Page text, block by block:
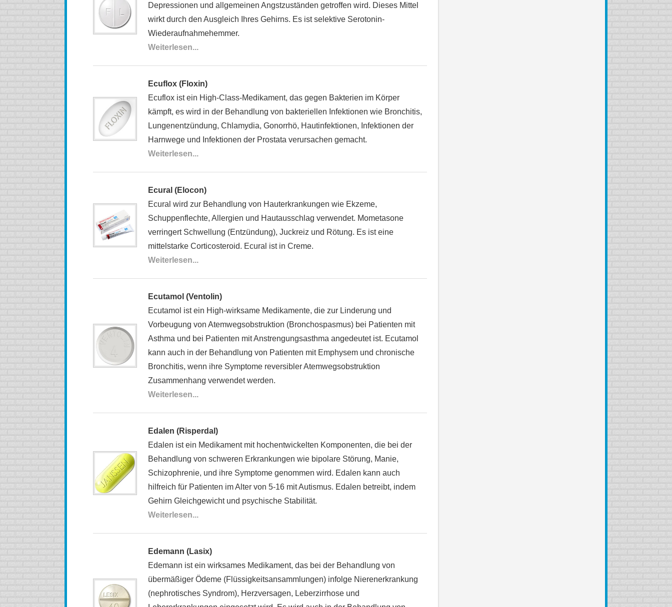
Depressionen und allgemeinen Angstzuständen getroffen wird. Dieses Mittel
wirkt durch den Ausgleich Ihres Gehirns. Es ist selektive Serotonin-
Wiederaufnahmehemmer.
Weiterlesen...
Ecuflox (Floxin)
Ecuflox ist ein High-Class-Medikament, das gegen Bakterien im Körper
kämpft, es wird in der Behandlung von bakteriellen Infektionen wie Bronchitis,
Lungenentzündung, Chlamydia, Gonorrhö, Hautinfektionen, Infektionen der
Harnwege und Infektionen der Prostata verursachen gemacht.
Weiterlesen...
Ecural (Elocon)
Ecural wird zur Behandlung von Hauterkrankungen wie Ekzeme,
Schuppenflechte, Allergien und Hautausschlag verwendet. Mometasone
verringert Schwellung (Entzündung), Juckreiz und Rötung. Es ist eine
mittelstarke Corticosteroid. Ecural ist in Creme.
Weiterlesen...
Ecutamol (Ventolin)
Ecutamol ist ein High-wirksame Medikamente, die zur Linderung und
Vorbeugung von Atemwegsobstruktion (Bronchospasmus) bei Patienten mit
Asthma und bei Patienten mit Anstrengungsasthma angedeutet ist. Ecutamol
kann auch in der Behandlung von Patienten mit Emphysem und chronische
Bronchitis, wenn ihre Symptome reversibler Atemwegsobstruktion
Zusammenhang verwendet werden.
Weiterlesen...
Edalen (Risperdal)
Edalen ist ein Medikament mit hochentwickelten Komponenten, die bei der
Behandlung von schweren Erkrankungen wie bipolare Störung, Manie,
Schizophrenie, und ihre Symptome genommen wird. Edalen kann auch
hilfreich für Patienten im Alter von 5-16 mit Autismus. Edalen betreibt, indem
Gehirn Gleichgewicht und psychische Stabilität.
Weiterlesen...
Edemann (Lasix)
Edemann ist ein wirksames Medikament, das bei der Behandlung von
übermäßiger Ödeme (Flüssigkeitsansammlungen) infolge Nierenerkrankung
(nephrotisches Syndrom), Herzversagen, Leberzirrhose und